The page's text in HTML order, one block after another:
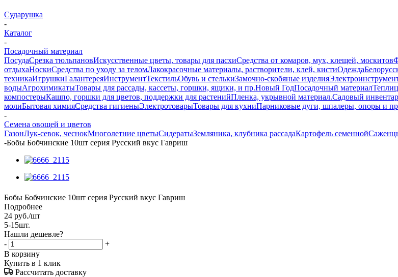
Сударушка
-
Каталог
-
Посадочный материал
ПосудаСрезка тюльпановИскусственные цветы, товары для пасхиСредства от комаров, мух, клещей, москитов
отдыхаНоскиСредства по уходу за теломЛакокрасочные материалы, растворители, клей, кистиОдежда
техникаИгрушкиГалантереяИнструментТекстильОбувь и стелькиЗамочно-скобяные изделия
водыАгрохимикатыТовары для рассады, кассеты, горшки, ящики, и пр.Новый ГодПосадочный материал
компостерыКашпо, горшки для цветов, поддержки для растенийПленка, укрывной материал.Садовый
молиБытовая химияСредства гигиеныЭлектротоварыТовары для кухниПарниковые дуги, шпалеры, опоры и
-
Семена овощей и цветов
ГазонЛук-севок, чеснокМноголетние цветыСидератыЗемляника, клубника рассадаКартофель семенной
-Бобы Бобчинские 10шт серия Русский вкус Гавриш
Бобы Бобчинские 10шт серия Русский вкус Гавриш
Подробнее
24 руб./шт
5-15шт.
Нашли дешевле?
-
+
В корзину
Купить в 1 клик
Рассчитать доставку